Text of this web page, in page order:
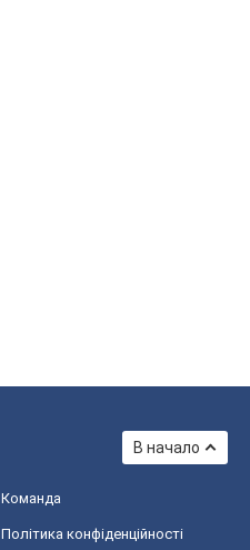
В начало
Команда
Політика конфіденційності